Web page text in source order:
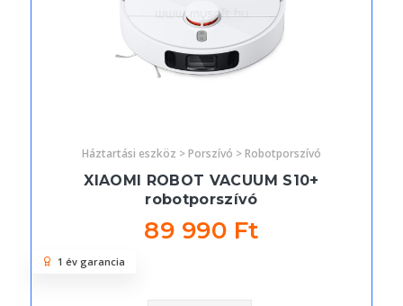
Háztartási eszköz > Porszívó > Robotporszívó
XIAOMI ROBOT VACUUM S10+
robotporszívó
89 990 Ft
1 év garancia